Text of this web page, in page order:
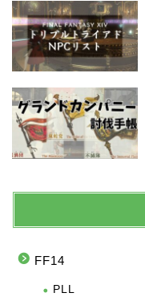
FF14
PLL